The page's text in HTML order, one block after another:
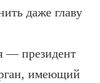
даже главу
— президент
имеющий